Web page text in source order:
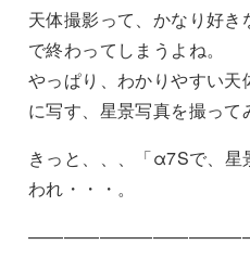
天体撮影って、かなり好
で終わってしまうよね。
やっぱり、わかりやすい
に写す、星景写真を撮って
きっと、、、「α7Sで、
われ・・・。